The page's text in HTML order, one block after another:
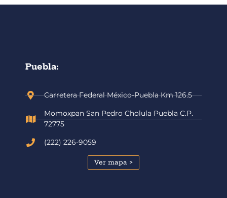
Puebla:
Carretera Federal México-Puebla Km 126.5
Momoxpan San Pedro Cholula Puebla C.P.
72775
(222) 226-9059
Ver mapa >